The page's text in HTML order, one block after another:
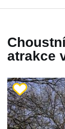
atrakce